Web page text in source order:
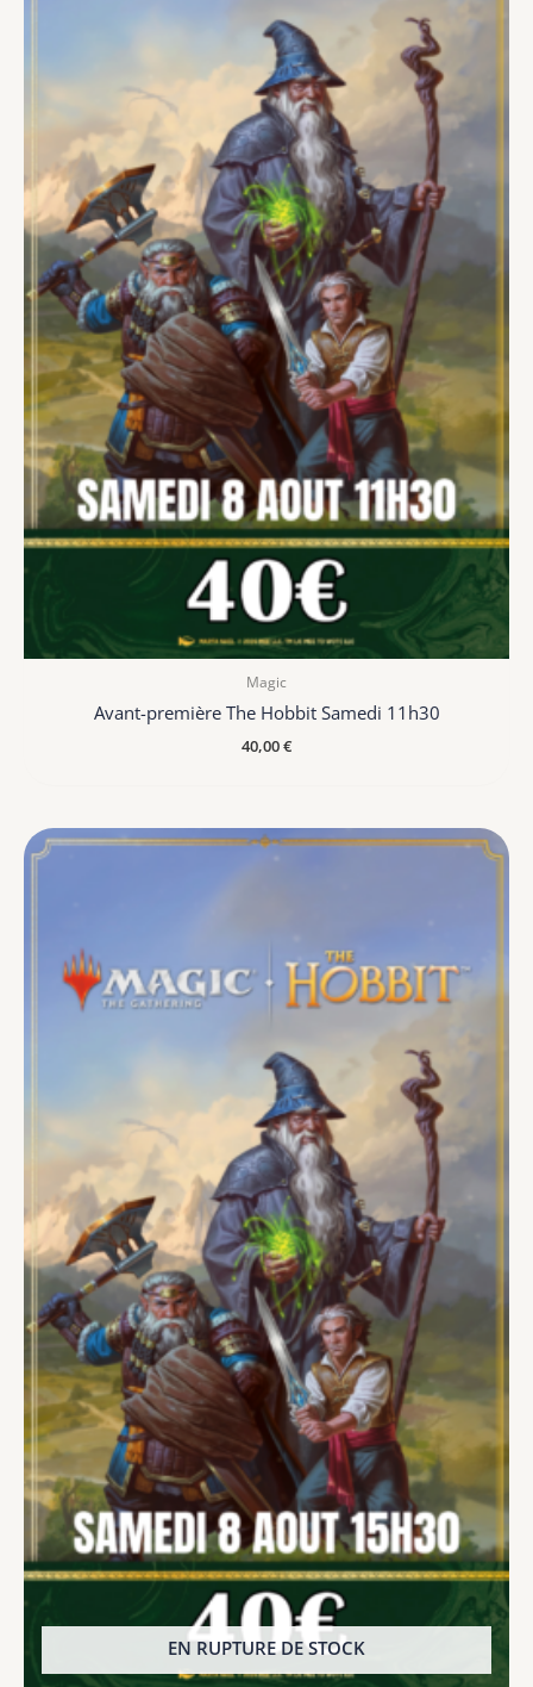
Magic
Avant-première The Hobbit Samedi 11h30
40,00€
EN RUPTURE DE STOCK